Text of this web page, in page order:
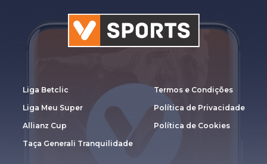
Liga Betclic
Liga Meu Super
Allianz Cup
Taça Generali Tranquilidade
Termos e Condições
Política de Privacidade
Política de Cookies